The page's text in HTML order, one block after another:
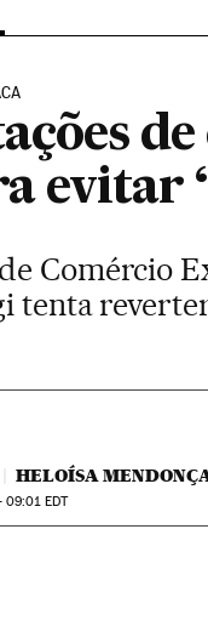
evitar
Comércio
tenta
HELOÍSA
09:01EDT
en TwitterRedes Sociales